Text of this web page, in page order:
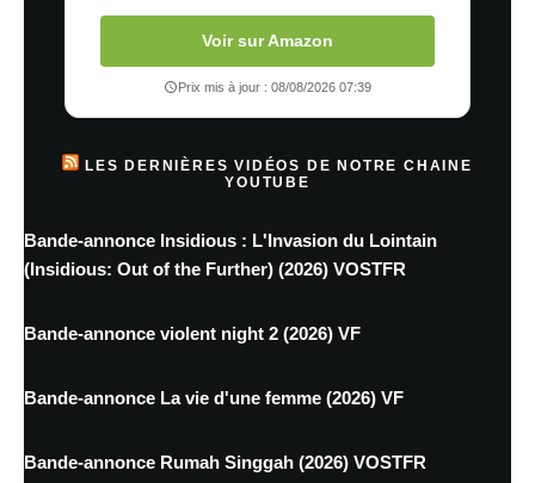
Voir sur Amazon
Prix mis à jour : 08/08/2026 07:39
LES DERNIÈRES VIDÉOS DE NOTRE CHAINE
YOUTUBE
Bande-annonce Insidious : L'Invasion du Lointain
(Insidious: Out of the Further) (2026) VOSTFR
Bande-annonce violent night 2 (2026) VF
Bande-annonce La vie d'une femme (2026) VF
Bande-annonce Rumah Singgah (2026) VOSTFR